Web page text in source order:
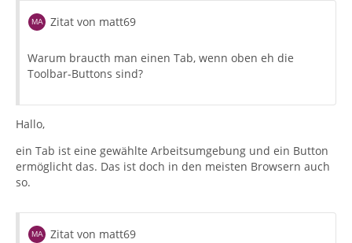
Zitat von matt69
Warum braucth man einen Tab, wenn oben eh die
Toolbar-Buttons sind?
Hallo,
ein Tab ist eine gewählte Arbeitsumgebung und ein Button
ermöglicht das. Das ist doch in den meisten Browsern auch
so.
Zitat von matt69